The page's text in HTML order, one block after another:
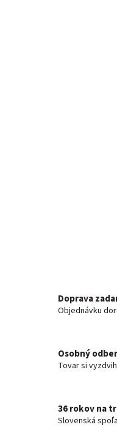
Doprava
Objednávku
Osobný odber
Tovar si
36 rokov na
Slovenská